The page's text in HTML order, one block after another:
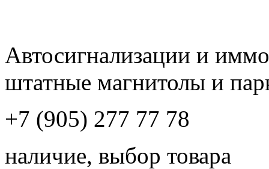
Автосигнализации и
штатные магнитолы и
+7 (905) 277 77 78
наличие, выбор товара